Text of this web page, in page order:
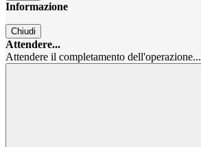
Informazione
Chiudi
Attendere...
Attendere il completamento dell'operazione...